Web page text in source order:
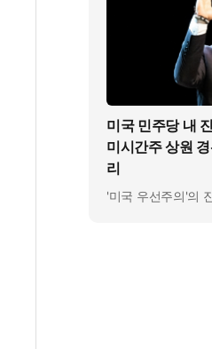
미국 민주당 내
미시간주 상원
리
'미국 우선주의'의